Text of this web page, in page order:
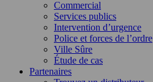
Commercial
Services publics
Intervention d’urgence
Police et forces de l’ordre
Ville Sûre
Étude de cas
Partenaires